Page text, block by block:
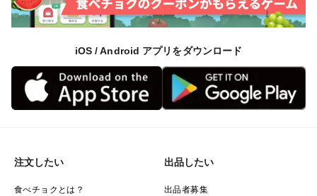
しゃいます＾＾
別ページにて各パック数をご用意しております。
━━━━━━━━━━━━━━
※産地直送の天然生ウニを小さな船で捕獲しております
iOS / Android アプリをダウンロード
注文したい
食べチョクとは？
出品したい
出品者募集